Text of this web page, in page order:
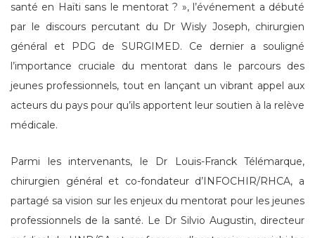
santé en Haïti sans le mentorat ? », l’événement a débuté
par le discours percutant du Dr Wisly Joseph, chirurgien
général et PDG de SURGIMED. Ce dernier a souligné
l’importance cruciale du mentorat dans le parcours des
jeunes professionnels, tout en lançant un vibrant appel aux
acteurs du pays pour qu’ils apportent leur soutien à la relève
médicale.
Parmi les intervenants, le Dr Louis-Franck Télémarque,
chirurgien général et co-fondateur d’INFOCHIR/RHCA, a
partagé sa vision sur les enjeux du mentorat pour les jeunes
professionnels de la santé. Le Dr Silvio Augustin, directeur